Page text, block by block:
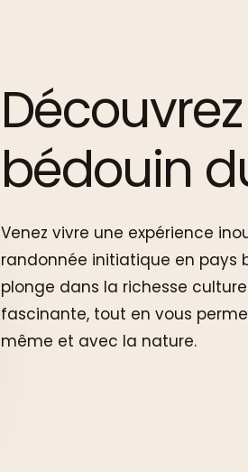
Découvrez
bédouin
Venez vivre une expérience
randonnée initiatique en pays
plonge dans la richesse
fascinante, tout en vous
même et avec la nature.